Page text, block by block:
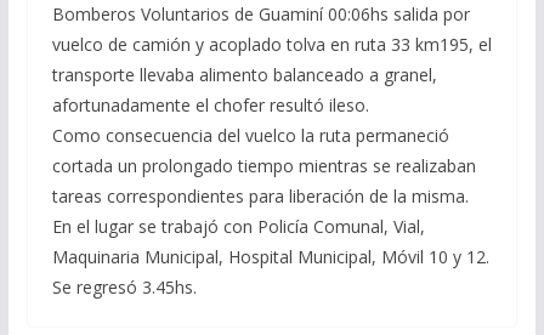
Bomberos Voluntarios de Guaminí 00:06hs salida por
vuelco de camión y acoplado tolva en ruta 33 km195, el
transporte llevaba alimento balanceado a granel,
afortunadamente el chofer resultó ileso.
Como consecuencia del vuelco la ruta permaneció
cortada un prolongado tiempo mientras se realizaban
tareas correspondientes para liberación de la misma.
En el lugar se trabajó con Policía Comunal, Vial,
Maquinaria Municipal, Hospital Municipal, Móvil 10 y 12.
Se regresó 3.45hs.